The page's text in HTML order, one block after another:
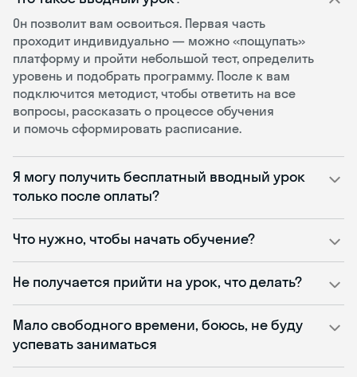
Он позволит вам освоиться. Первая часть
проходит индивидуально — можно «пощупать»
платформу и пройти небольшой тест, определить
уровень и подобрать программу. После к вам
подключится методист, чтобы ответить на все
вопросы, рассказать о процессе обучения
и помочь сформировать расписание.
Я могу получить бесплатный вводный урок
только после оплаты?
Что нужно, чтобы начать обучение?
Не получается прийти на урок, что делать?
Мало свободного времени, боюсь, не буду
успевать заниматься